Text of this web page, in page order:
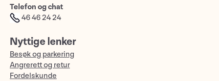
Telefon og chat
46 46 24 24
Nyttige lenker
Besøk og parkering
Angrerett og retur
Fordelskunde